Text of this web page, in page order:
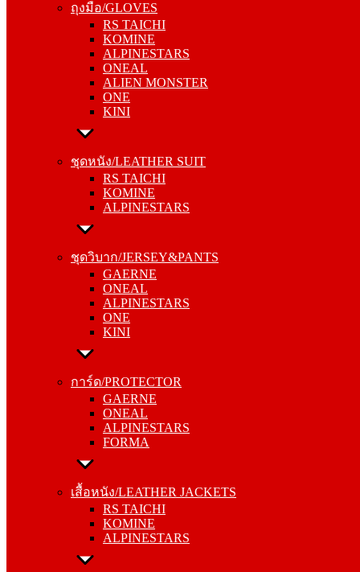
ถุงมือ/GLOVES
RS TAICHI
KOMINE
ALPINESTARS
ONEAL
ALIEN MONSTER
ONE
KINI
ชุดหนัง/LEATHER SUIT
RS TAICHI
KOMINE
ALPINESTARS
ชุดวิบาก/JERSEY&PANTS
GAERNE
ONEAL
ALPINESTARS
ONE
KINI
การ์ด/PROTECTOR
GAERNE
ONEAL
ALPINESTARS
FORMA
เสื้อหนัง/LEATHER JACKETS
RS TAICHI
KOMINE
ALPINESTARS
KOMINE
ALPINESTARS
ONEAL
ALIEN MONSTER
ONE
KINI
ชุดหนัง/LEATHER SUIT
KOMINE
ALPINESTARS
ชุดวิบาก/JERSEY&PANTS
ONEAL
ALPINESTARS
ONE
KINI
การ์ด/PROTECTOR
ONEAL
ALPINESTARS
FORMA
เสื้อหนัง/LEATHER JACKETS
KOMINE
ALPINESTARS
กางเกงหนัง / LEATHER PANTS